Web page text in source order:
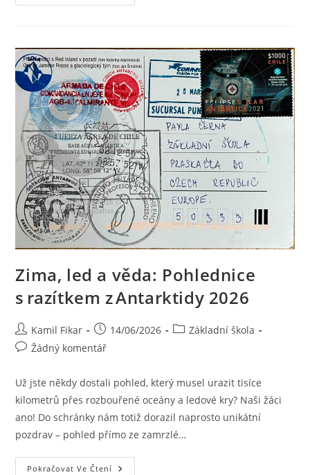
Zima, led a věda: Pohlednice
s razítkem z Antarktidy 2026
Kamil Fikar 14/06/2026
Základní škola
Žádný komentář
Už jste někdy dostali pohled, který musel urazit tisíce
kilometrů přes rozbouřené oceány a ledové kry? Naši žáci
ano! Do schránky nám totiž dorazil naprosto unikátní
pozdrav – pohled přímo ze zamrzlé…
Pokračovat Ve Čtení